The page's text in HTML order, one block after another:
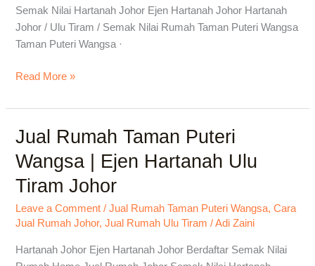
Semak Nilai Hartanah Johor Ejen Hartanah Johor Hartanah
Johor / Ulu Tiram / Semak Nilai Rumah Taman Puteri Wangsa
Taman Puteri Wangsa ·
Read More »
Jual Rumah Taman Puteri
Wangsa | Ejen Hartanah Ulu
Tiram Johor
Leave a Comment /Jual Rumah Taman Puteri Wangsa,Cara
Jual Rumah Johor,Jual Rumah Ulu Tiram /Adi Zaini
Hartanah Johor Ejen Hartanah Johor Berdaftar Semak Nilai
Jual
Taman
Puteri
Hartanah